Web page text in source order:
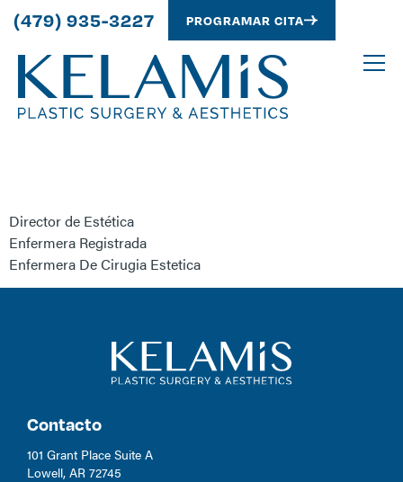
(479) 935-3227 PROGRAMAR CITA
Director de Estética
Enfermera Registrada
Enfermera De Cirugia Estetica
Contacto
101 Grant Place Suite A
Lowell, AR 72745